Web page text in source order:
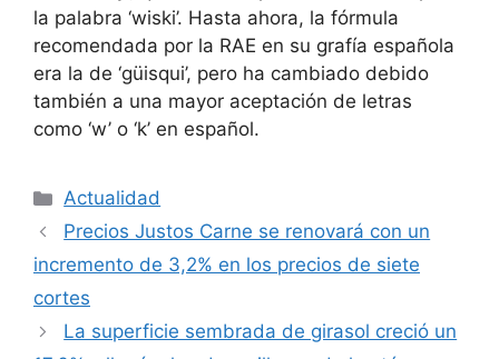
la palabra ‘wiski’. Hasta ahora, la fórmula
recomendada por la RAE en su grafía española
era la de ‘güisqui’, pero ha cambiado debido
también a una mayor aceptación de letras
como ‘w’ o ‘k’ en español.
Actualidad
Precios Justos Carne se renovará con un
incremento de 3,2% en los precios de siete
cortes
La superficie sembrada de girasol creció un